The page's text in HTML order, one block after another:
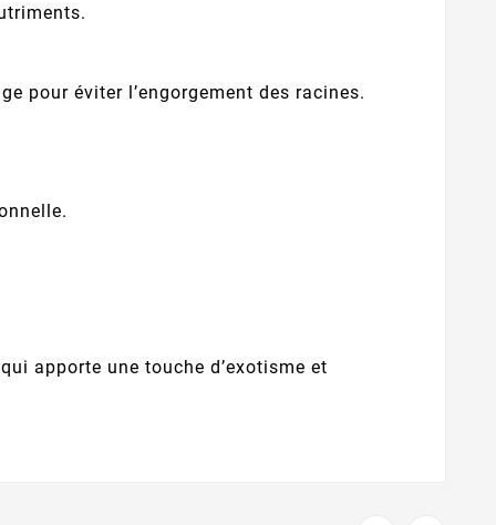
pour éviter l’engorgement des racines.
apporte une touche d’exotisme et